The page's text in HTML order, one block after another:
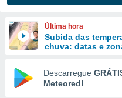
das
e
forma
digital
Última hora
Subida das
chuva: datas e
Descarregue
Meteored!